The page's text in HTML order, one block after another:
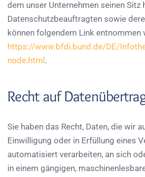
dem unser Unternehmen seinen Sitz
Datenschutzbeauftragten sowie
können folgendem Link entnommen
https://www.bfdi.bund.de/DE/
node.html .
Recht auf
Sie haben das Recht, Daten, die wir
Einwilligung oder in Erfüllung eines
automatisiert verarbeiten, an sich
in einem gängigen,